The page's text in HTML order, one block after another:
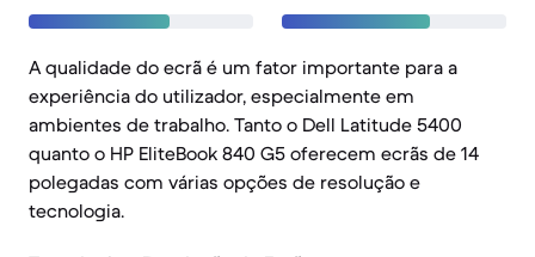
A qualidade do ecrã é um fator importante para a
experiência do utilizador, especialmente em
ambientes de trabalho. Tanto o Dell Latitude 5400
quanto o HP EliteBook 840 G5 oferecem ecrãs de 14
polegadas com várias opções de resolução e
tecnologia.